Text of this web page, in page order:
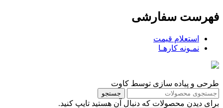
فهرست سفارشی
استعلام قیمت
نمـونه کارهـا
طرحی و پیاده سازی توسط کاوت
جستجو
برای دیدن محصولات که دنبال آن هستید تایپ کنید.